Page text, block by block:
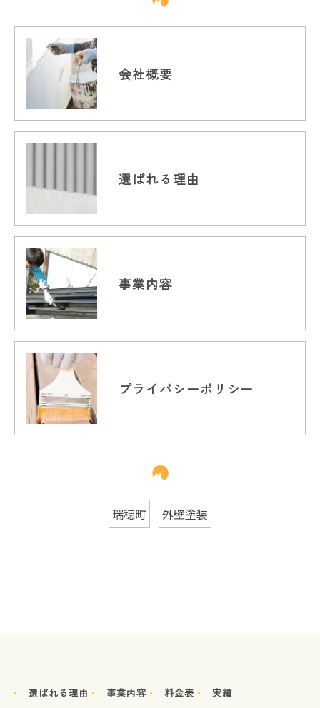
会社概要
選ばれる理由
事業内容
プライバシーポリシー
瑞穂町 外壁塗装
選ばれる理由 事業内容 料金表 実績